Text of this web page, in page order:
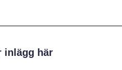
inlägg här